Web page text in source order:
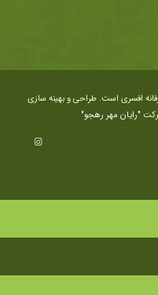
افسری است. طراحی و بهینه سازی
"رایان مهر رهجو"